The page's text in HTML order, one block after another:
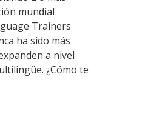
mundial
Trainers
ha sido más
a nivel
¿Cómo te